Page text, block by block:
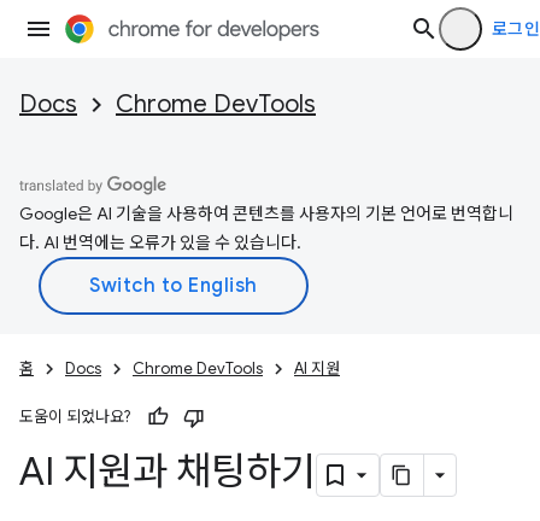
로그인
Docs Chrome DevTools
Google은 AI 기술을 사용하여 콘텐츠를 사용자의 기본 언어로 번역합니
다. AI 번역에는 오류가 있을 수 있습니다.
홈 Docs Chrome DevTools AI 지원
도움이 되었나요?
AI 지원과 채팅하기